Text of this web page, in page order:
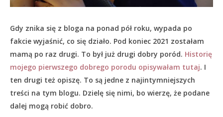
Gdy znika się z bloga na ponad pół roku, wypada po
fakcie wyjaśnić, co się działo. Pod koniec 2021 zostałam
mamą po raz drugi. To był już drugi dobry poród. Historię
mojego pierwszego dobrego porodu opisywałam tutaj. I
ten drugi też opiszę. To są jedne z najintymniejszych
treści na tym blogu. Dzielę się nimi, bo wierzę, że podane
dalej mogą robić dobro.